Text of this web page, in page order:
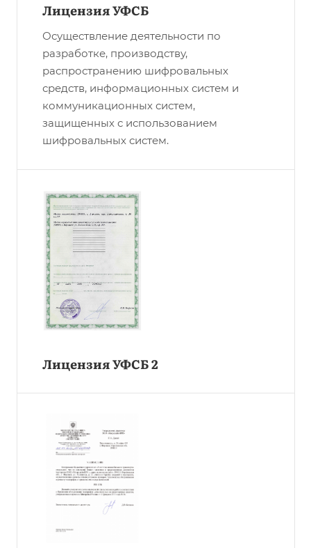
Лицензия УФСБ
Осуществление деятельности по
разработке, производству,
распространению шифровальных
средств, информационных систем и
коммуникационных систем,
защищенных с использованием
шифровальных систем.
Лицензия УФСБ 2